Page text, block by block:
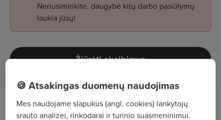
Nenusiminkite, daugybė kitų darbo pasiūlymų
laukia jūsų!
Žiūrėti skelbimus
Darbo aprašymas
🍪 Atsakingas duomenų naudojimas
Mes naudojame slapukus (angl. cookies) lankytojų
srauto analizei, rinkodarai ir turinio suasmeninimui.